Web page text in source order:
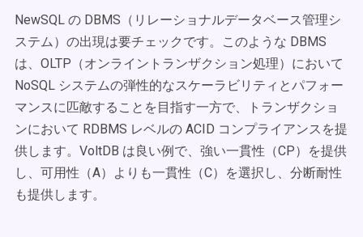
NewSQL の DBMS（リレーショナルデータベース管理シ
ステム）の出現は要チェックです。このような DBMS
は、OLTP（オンライントランザクション処理）において
NoSQL システムの弾性的なスケーラビリティとパフォー
マンスに匹敵することを目指す一方で、トランザクショ
ンにおいて RDBMS レベルの ACID コンプライアンスを提
供します。VoltDB は良い例で、強い一貫性（CP）を提供
し、可用性（A）よりも一貫性（C）を選択し、分断耐性
も提供します。